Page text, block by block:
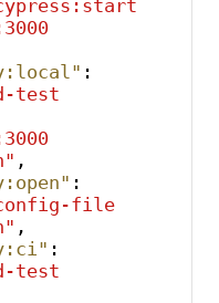
:
test
,
:
file
,
:
test